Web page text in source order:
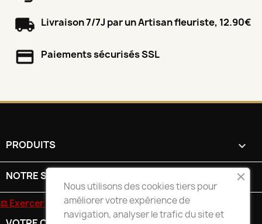
Livraison 7/7J par un Artisan fleuriste, 12.90€
Paiements sécurisés SSL
PRODUITS 
NOTRE SOCIÉTÉ 
⚖ Exercer mon droit de rétractation
Nous utilisons des cookies tiers pour
améliorer votre expérience de
navigation, analyser le trafic du site et